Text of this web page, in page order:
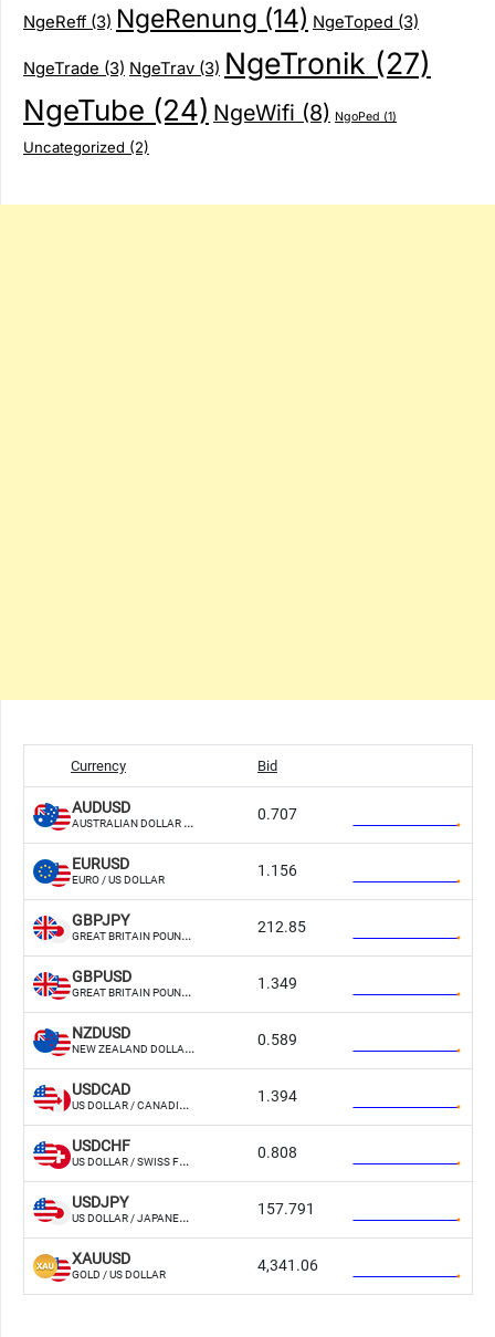
NgeReff (3) NgeRenung (14) NgeToped (3)
NgeTrade (3) NgeTrav (3) NgeTronik (27)
NgeTube (24) NgeWifi (8) NgoPed (1)
Uncategorized (2)